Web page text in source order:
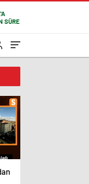
SÜRE